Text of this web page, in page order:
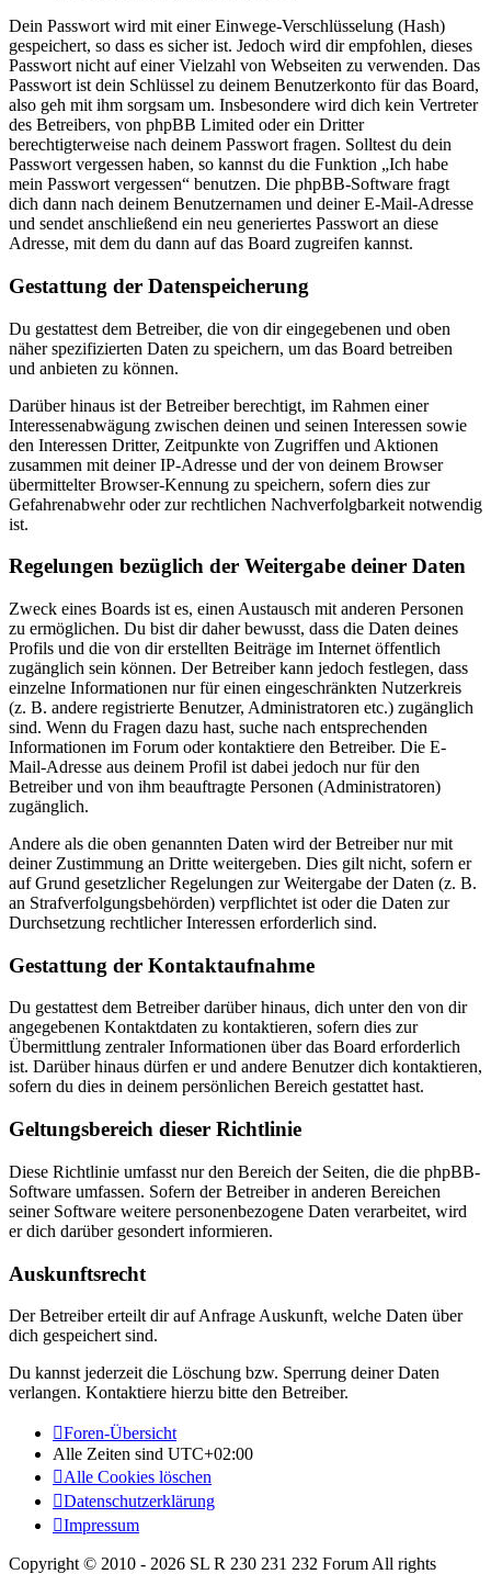
Dein Passwort wird mit einer Einwege-Verschlüsselung (Hash)
gespeichert, so dass es sicher ist. Jedoch wird dir empfohlen, dieses
Passwort nicht auf einer Vielzahl von Webseiten zu verwenden. Das
Passwort ist dein Schlüssel zu deinem Benutzerkonto für das Board,
also geh mit ihm sorgsam um. Insbesondere wird dich kein Vertreter
des Betreibers, von phpBB Limited oder ein Dritter
berechtigterweise nach deinem Passwort fragen. Solltest du dein
Passwort vergessen haben, so kannst du die Funktion „Ich habe
mein Passwort vergessen“ benutzen. Die phpBB-Software fragt
dich dann nach deinem Benutzernamen und deiner E-Mail-Adresse
und sendet anschließend ein neu generiertes Passwort an diese
Adresse, mit dem du dann auf das Board zugreifen kannst.
Gestattung der Datenspeicherung
Du gestattest dem Betreiber, die von dir eingegebenen und oben
näher spezifizierten Daten zu speichern, um das Board betreiben
und anbieten zu können.
Darüber hinaus ist der Betreiber berechtigt, im Rahmen einer
Interessenabwägung zwischen deinen und seinen Interessen sowie
den Interessen Dritter, Zeitpunkte von Zugriffen und Aktionen
zusammen mit deiner IP-Adresse und der von deinem Browser
übermittelter Browser-Kennung zu speichern, sofern dies zur
Gefahrenabwehr oder zur rechtlichen Nachverfolgbarkeit notwendig
ist.
Regelungen bezüglich der Weitergabe deiner Daten
Zweck eines Boards ist es, einen Austausch mit anderen Personen
zu ermöglichen. Du bist dir daher bewusst, dass die Daten deines
Profils und die von dir erstellten Beiträge im Internet öffentlich
zugänglich sein können. Der Betreiber kann jedoch festlegen, dass
einzelne Informationen nur für einen eingeschränkten Nutzerkreis
(z. B. andere registrierte Benutzer, Administratoren etc.) zugänglich
sind. Wenn du Fragen dazu hast, suche nach entsprechenden
Informationen im Forum oder kontaktiere den Betreiber. Die E-
Mail-Adresse aus deinem Profil ist dabei jedoch nur für den
Betreiber und von ihm beauftragte Personen (Administratoren)
zugänglich.
Andere als die oben genannten Daten wird der Betreiber nur mit
deiner Zustimmung an Dritte weitergeben. Dies gilt nicht, sofern er
auf Grund gesetzlicher Regelungen zur Weitergabe der Daten (z. B.
an Strafverfolgungsbehörden) verpflichtet ist oder die Daten zur
Durchsetzung rechtlicher Interessen erforderlich sind.
Gestattung der Kontaktaufnahme
Du gestattest dem Betreiber darüber hinaus, dich unter den von dir
angegebenen Kontaktdaten zu kontaktieren, sofern dies zur
Übermittlung zentraler Informationen über das Board erforderlich
ist. Darüber hinaus dürfen er und andere Benutzer dich kontaktieren,
sofern du dies in deinem persönlichen Bereich gestattet hast.
Geltungsbereich dieser Richtlinie
Diese Richtlinie umfasst nur den Bereich der Seiten, die die phpBB-
Software umfassen. Sofern der Betreiber in anderen Bereichen
seiner Software weitere personenbezogene Daten verarbeitet, wird
er dich darüber gesondert informieren.
Auskunftsrecht
Der Betreiber erteilt dir auf Anfrage Auskunft, welche Daten über
dich gespeichert sind.
Du kannst jederzeit die Löschung bzw. Sperrung deiner Daten
verlangen. Kontaktiere hierzu bitte den Betreiber.
Foren-Übersicht
Alle Zeiten sind UTC+02:00
Alle Cookies löschen
Datenschutzerklärung
Impressum
Copyright © 2010 - 2026 SL R 230 231 232 Forum All rights